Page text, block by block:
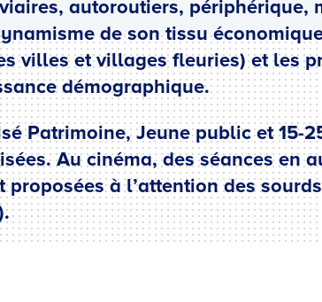
autoroutiers, périphérique,
de son tissu
villes et villages fleuries) et les
démographique.
Patrimoine, Jeune public et 15-
Au cinéma, des séances en
à l’attention des